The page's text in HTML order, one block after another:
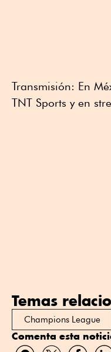
Transmisión: En
TNT Sports y en
Temas
Champions League
Comenta esta